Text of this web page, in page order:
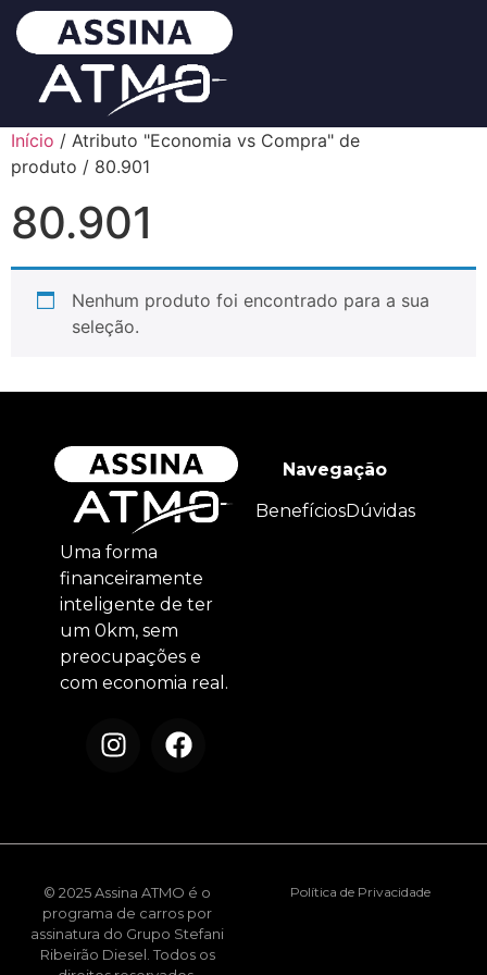
Início / Atributo "Economia vs Compra" de
produto / 80.901
80.901
Nenhum produto foi encontrado para a sua
seleção.
Uma forma
financeiramente
inteligente de ter
um 0km, sem
preocupações e
com economia real.
Navegação
BenefíciosDúvidas
© 2025 Assina ATMO é o
programa de carros por
assinatura do Grupo Stefani
Ribeirão Diesel. Todos os
Política de Privacidade